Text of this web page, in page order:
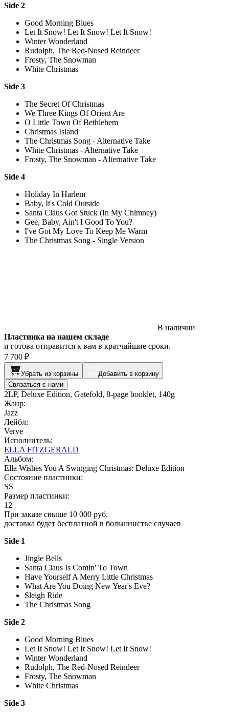
Side 2
Good Morning Blues
Let It Snow! Let It Snow! Let It Snow!
Winter Wonderland
Rudolph, The Red-Nosed Reindeer
Frosty, The Snowman
White Christmas
Side 3
The Secret Of Christmas
We Three Kings Of Orient Are
O Little Town Of Bethlehem
Christmas Island
The Christmas Song - Alternative Take
White Christmas - Alternative Take
Frosty, The Snowman - Alternative Take
Side 4
Holiday In Harlem
Baby, It's Cold Outside
Santa Claus Got Stuck (In My Chimney)
Gee, Baby, Ain't I Good To You?
I've Got My Love To Keep Me Warm
The Christmas Song - Single Version
В наличии
Пластинка на нашем складе
и готова отправится к вам в кратчайшие сроки.
7 700 ₽
Убрать из корзины
Добавить в корзину
Связаться с нами
2LP, Deluxe Edition, Gatefold, 8-page booklet, 140g
Жанр:
Jazz
Лейбл:
Verve
Исполнитель:
ELLA FITZGERALD
Альбом:
Ella Wishes You A Swinging Christmas: Deluxe Edition
Состояние пластинки:
SS
Размер пластинки:
12
При заказе свыше 10 000 руб.
доставка будет бесплатной в большинстве случаев
Side 1
Jingle Bells
Santa Claus Is Comin' To Town
Have Yourself A Merry Little Christmas
What Are You Doing New Year's Eve?
Sleigh Ride
The Christmas Song
Side 2
Good Morning Blues
Let It Snow! Let It Snow! Let It Snow!
Winter Wonderland
Rudolph, The Red-Nosed Reindeer
Frosty, The Snowman
White Christmas
Side 3